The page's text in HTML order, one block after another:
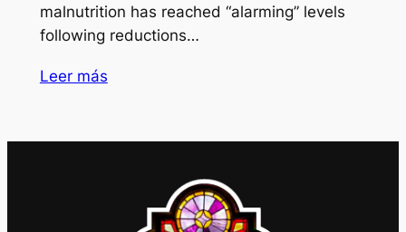
malnutrition has reached “alarming” levels
following reductions…
Leer más